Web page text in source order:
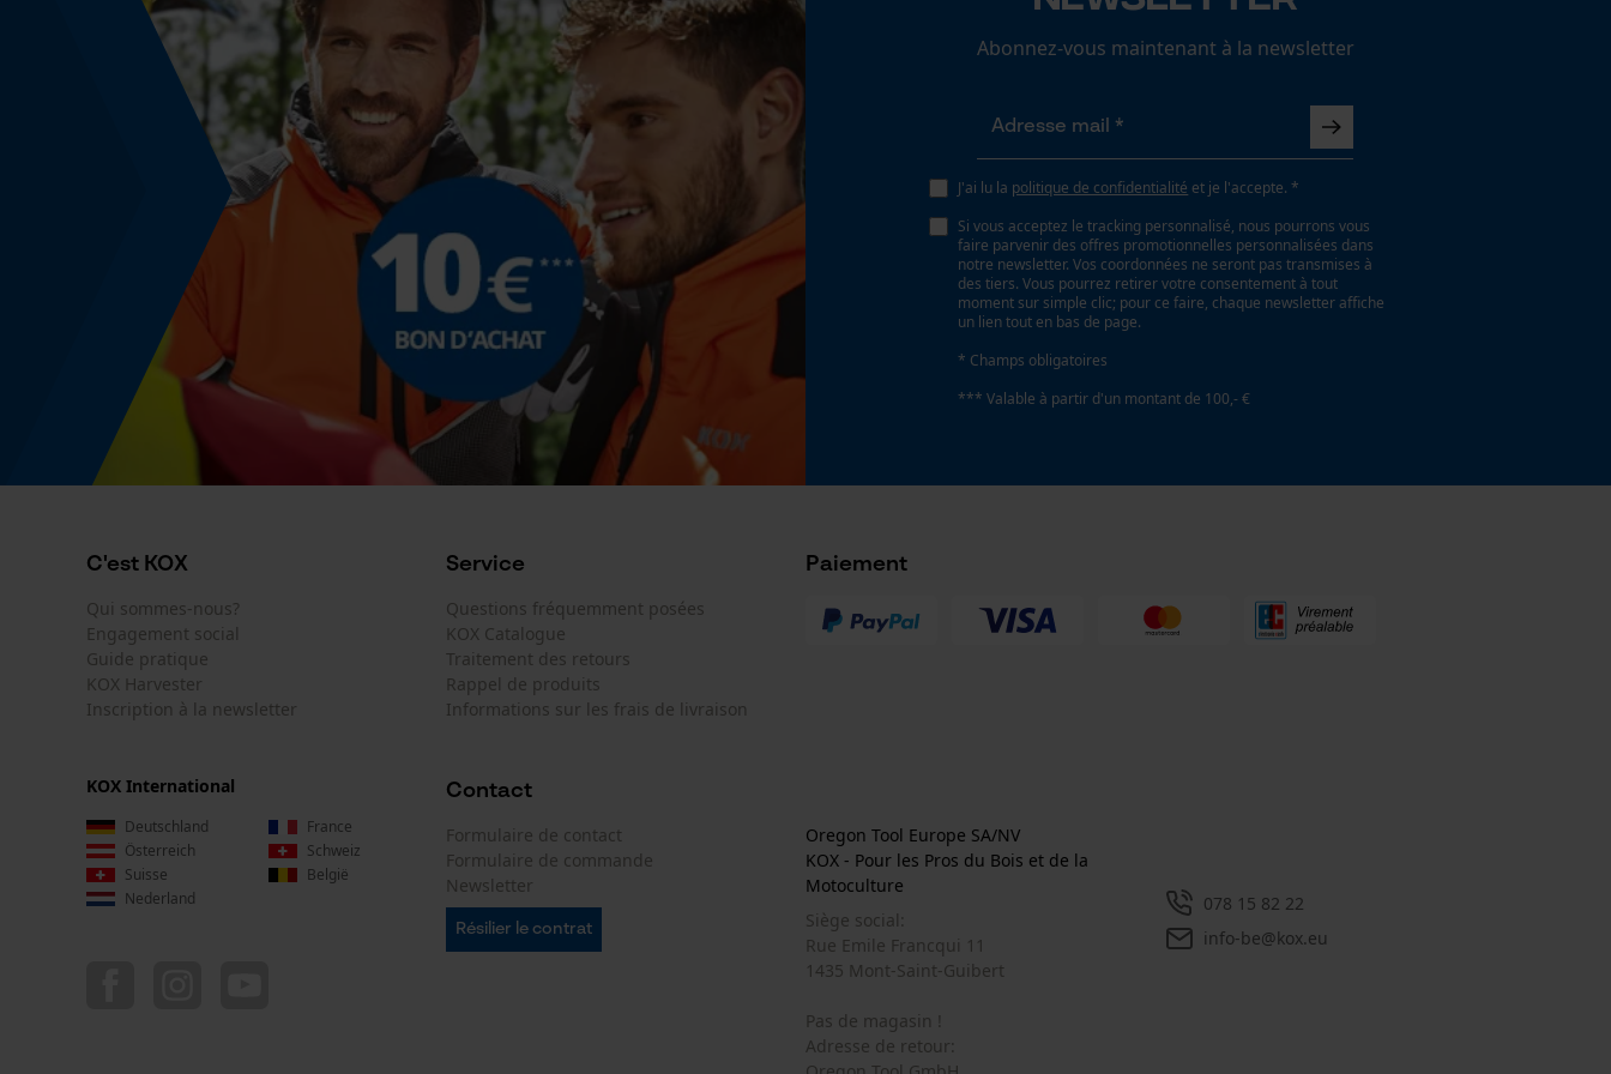
Abonnez-vous maintenant à la newsletter
J'ai lu la politique de confidentialité et je l'accepte. *
Si vous acceptez le tracking personnalisé, nous pourrons vous
faire parvenir des offres promotionnelles personnalisées dans
notre newsletter. Vos coordonnées ne seront pas transmises à
des tiers. Vous pourrez retirer votre consentement à tout
moment sur simple clic; pour ce faire, chaque newsletter affiche
un lien tout en bas de page.
* Champs obligatoires
*** Valable à partir d'un montant de 100,- €
C'est KOX
Qui sommes-nous?
Engagement social
Guide pratique
KOX Harvester
Inscription à la newsletter
Service
Questions fréquemment posées
KOX Catalogue
Traitement des retours
Rappel de produits
Informations sur les frais de livraison
Paiement
Contact
Formulaire de contact
Formulaire de commande
Newsletter
Résilier le contrat
Oregon Tool Europe SA/NV
KOX - Pour les Pros du Bois et de la
Motoculture
Siège social:
Rue Emile Francqui 11
1435 Mont-Saint-Guibert
Pas de magasin !
Adresse de retour:
078 15 82 22
info-be@kox.eu
KOX International
Deutschland
France
Österreich
Schweiz
Suisse
België
Nederland
Econda Analytics
Mouseflow Web Analytics Tool
Cookies de performance et de
fonctionnalité
Page d'accueil personnalisée
Panier sauvegardé
Géo-IP et détection des utilisateurs
Google Global Site Tag
Microsoft Advertising Universal Event